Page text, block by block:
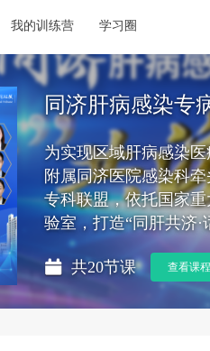
我的训练营 学习圈
同济肝病感染专
为实现区域肝病感染
附属同济医院感染科
专科联盟，依托国家
验室，打造“同肝共济
共20节课 查看课